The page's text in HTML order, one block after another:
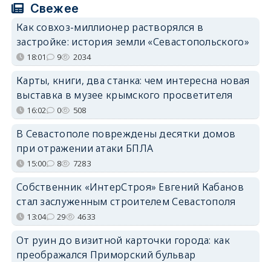
Свежее
Как совхоз-миллионер растворялся в
застройке: история земли «Севастопольского»
18:01 9 2034
Карты, книги, два станка: чем интересна новая
выставка в музее крымского просветителя
16:02 0 508
В Севастополе повреждены десятки домов
при отражении атаки БПЛА
15:00 8 7283
Собственник «ИнтерСтроя» Евгений Кабанов
стал заслуженным строителем Севастополя
13:04 29 4633
От руин до визитной карточки города: как
преображался Приморский бульвар